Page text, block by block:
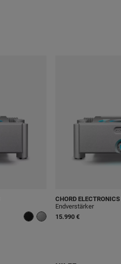
CHORD ELECTRONICS
Endverstärker
15.990 €